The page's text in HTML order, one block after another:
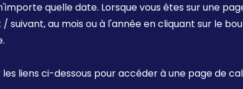
quelle date. Lorsque vous êtes sur une
suivant, au mois ou à l'année en cliquant sur le
les liens ci-dessous pour accéder à une page de